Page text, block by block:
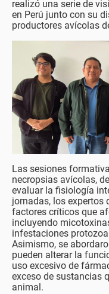
realizó una serie de
en Perú junto con su
productores avícolas
Las sesiones
necropsias avícolas,
evaluar la fisiología
jornadas, los expertos
factores críticos que
incluyendo
infestaciones
Asimismo, se
pueden alterar la
uso excesivo de
exceso de sustancias
animal.